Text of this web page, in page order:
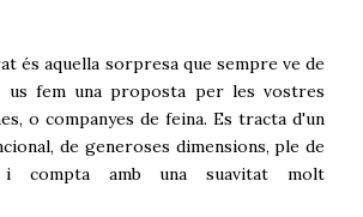
és aquella sorpresa que sempre ve de
us fem una proposta per les vostres
o companyes de feina. Es tracta d'un
de generoses dimensions, ple de
i compta amb una suavitat molt